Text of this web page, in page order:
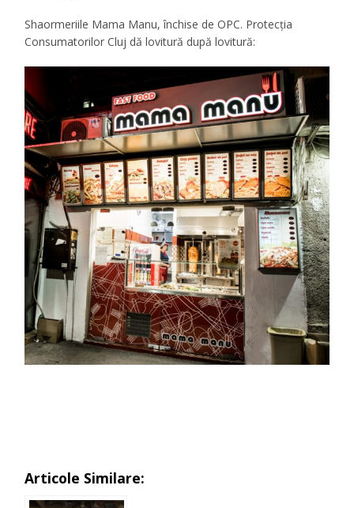
Shaormeriile Mama Manu, închise de OPC. Protecţia
Consumatorilor Cluj dă lovitură după lovitură:
Articole Similare: